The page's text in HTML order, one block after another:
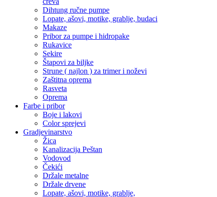
Dihtung ručne pumpe
Lopate, ašovi, motike, grablje, budaci
Makaze
Pribor za pumpe i hidropake
Rukavice
Sekire
Štapovi za biljke
Strune ( najlon ) za trimer i noževi
Zaštitna oprema
Rasveta
Oprema
Farbe i pribor
Boje i lakovi
Color sprejevi
Gradjevinarstvo
Žica
Kanalizacija Peštan
Vodovod
Čekići
Držale metalne
Držale drvene
Lopate, ašovi, motike, grablje,